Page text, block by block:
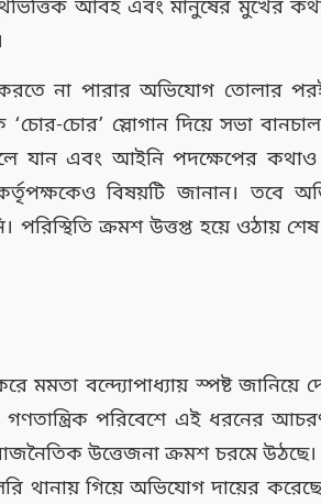
আবহ এবং মানুষের মুখের
করতে না পারার অভিযোগ তোলার
চোর’ স্লোগান দিয়ে সভা
যান এবং আইনি পদক্ষেপের কথাও
কর্তৃপক্ষকেও বিষয়টি জানান। তবে
পরিস্থিতি ক্রমশ উত্তপ্ত হয়ে ওঠায়
মমতা বন্দ্যোপাধ্যায় স্পষ্ট জানিয়ে
গণতান্ত্রিক পরিবেশে এই ধরনের
উত্তেজনা ক্রমশ চরমে উঠছে।
থানায় গিয়ে অভিযোগ দায়ের